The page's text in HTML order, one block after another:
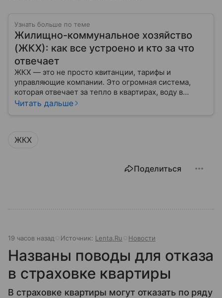
Узнать больше по теме
Жилищно-коммунальное хозяйство
(ЖКХ): как все устроено и кто за что
отвечает
ЖКХ — это не просто квитанции, тарифы и
управляющие компании. Это огромная система,
которая отвечает за тепло в квартирах, воду в
кране, освещение улиц и чистоту во дворах.
Читать дальше
ЖКХ
Поделиться
19 часов назад Источник: Lenta.Ru Новости
Названы поводы для отказа
в страховке квартиры
В страховке квартиры могут отказать по ряду